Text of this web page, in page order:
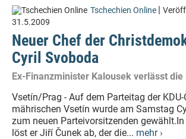
Tschechien Online |
31.5.2009
Neuer Chef der
Cyril Svoboda
Ex-Finanzminister Kalousek verlässt die
Vsetín/Prag - Auf dem Parteitag der KDU-
mährischen Vsetín wurde am Samstag
zum neuen Parteivorsitzenden
löst er Jiří Čunek ab, der die... mehr ›